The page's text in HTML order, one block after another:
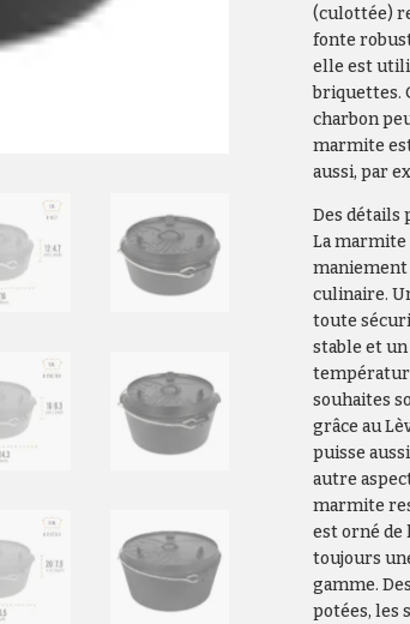
(culottée)
fonte
elle est
briquettes.
charbon
marmite
aussi, par
Des détails
La
culinaire.
toute
stable et
souhaites
grâce au
puisse
autre
marmite
est orné de
toujours
gamme.
potées, les